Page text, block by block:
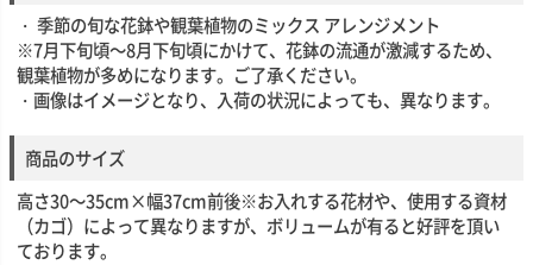
・ 季節の旬な花鉢や観葉植物のミックス アレンジメント
※7月下旬頃～8月下旬頃にかけて、花鉢の流通が激減するため、
観葉植物が多めになります。ご了承ください。
・画像はイメージとなり、入荷の状況によっても、異なります。
商品のサイズ
高さ30～35cm×幅37cm前後※お入れする花材や、使用する資材
（カゴ）によって異なりますが、ボリュームが有ると好評を頂い
ております。